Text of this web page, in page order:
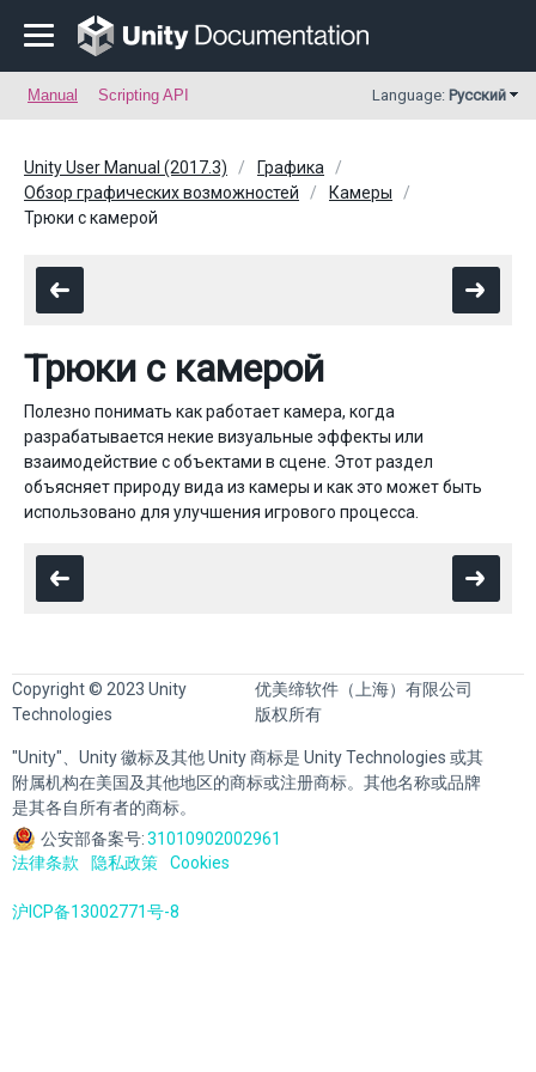
Manual Scripting API Language: Русский
Unity User Manual (2017.3)
Графика
Обзор графических возможностей
Камеры
Трюки с камерой
Трюки с камерой
Полезно понимать как работает камера, когда
разрабатывается некие визуальные эффекты или
взаимодействие с объектами в сцене. Этот раздел
объясняет природу вида из камеры и как это может быть
использовано для улучшения игрового процесса.
Copyright © 2023 Unity
Technologies
优美缔软件（上海）有限公司
版权所有
"Unity"、Unity 徽标及其他 Unity 商标是 Unity Technologies 或其
附属机构在美国及其他地区的商标或注册商标。其他名称或品牌
是其各自所有者的商标。
公安部备案号:31010902002961
法律条款
隐私政策 Cookies
沪ICP备13002771号-8